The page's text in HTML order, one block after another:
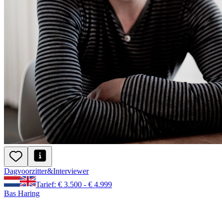
Dagvoorzitter&Interviewer
Tarief: € 3.500 - € 4.999
Bas Haring